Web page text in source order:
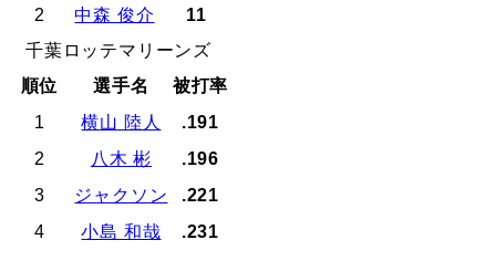
2
中森 俊介
11
千葉ロッテマリーンズ
順位
選手名
被打率
1
横山 陸人
.191
2
八木 彬
.196
3
ジャクソン
.221
4
小島 和哉
.231